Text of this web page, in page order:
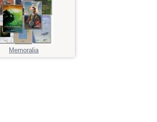
Memoralia